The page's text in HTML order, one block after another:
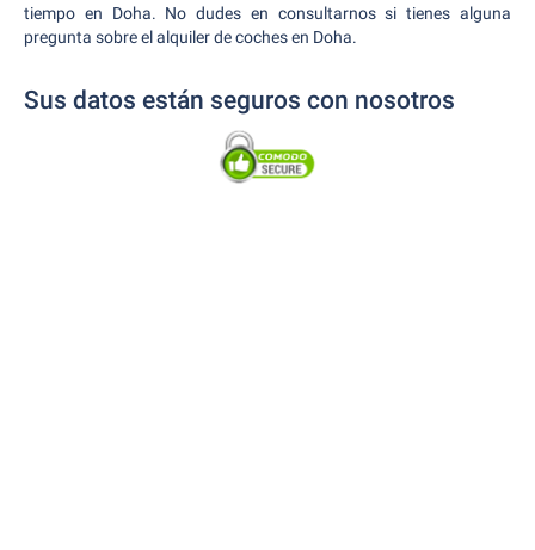
tiempo en Doha. No dudes en consultarnos si tienes alguna
pregunta sobre el alquiler de coches en Doha.
Sus datos están seguros con nosotros